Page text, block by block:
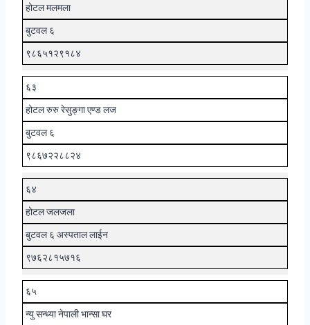
होटल मलमला
बुटवल ६
९८६५१२९१८४
६३
होटल रुरु रेसुङ्गा एण्ड लज
बुटवल ६
९८६७२२८८२४
६४
होटल जलजला
बुटवल ६ अस्पताल लाईन
९७६२८१५७१६
६५
न्यु सन्ध्या नेपाली भान्सा घर